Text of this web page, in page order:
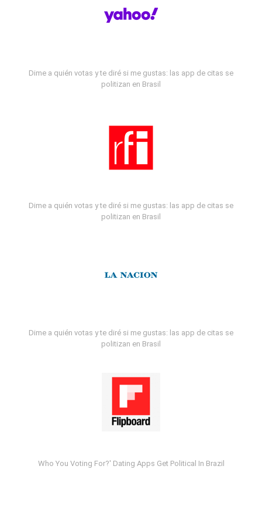
Dime a quién votas y te diré si me gustas: las app de citas se
politizan en Brasil
Dime a quién votas y te diré si me gustas: las app de citas se
politizan en Brasil
Dime a quién votas y te diré si me gustas: las app de citas se
politizan en Brasil
Who You Voting For?' Dating Apps Get Political In Brazil